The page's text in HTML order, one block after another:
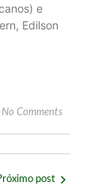
e
Edilson
No Comments
post